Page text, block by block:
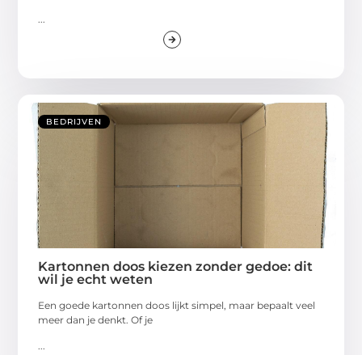
BEDRIJVEN
Kartonnen doos kiezen zonder gedoe: dit
wil je echt weten
Een goede kartonnen doos lijkt simpel, maar bepaalt veel
meer dan je denkt. Of je